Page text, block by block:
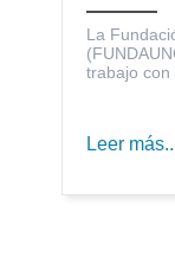
La
trabajo con
Leer más..